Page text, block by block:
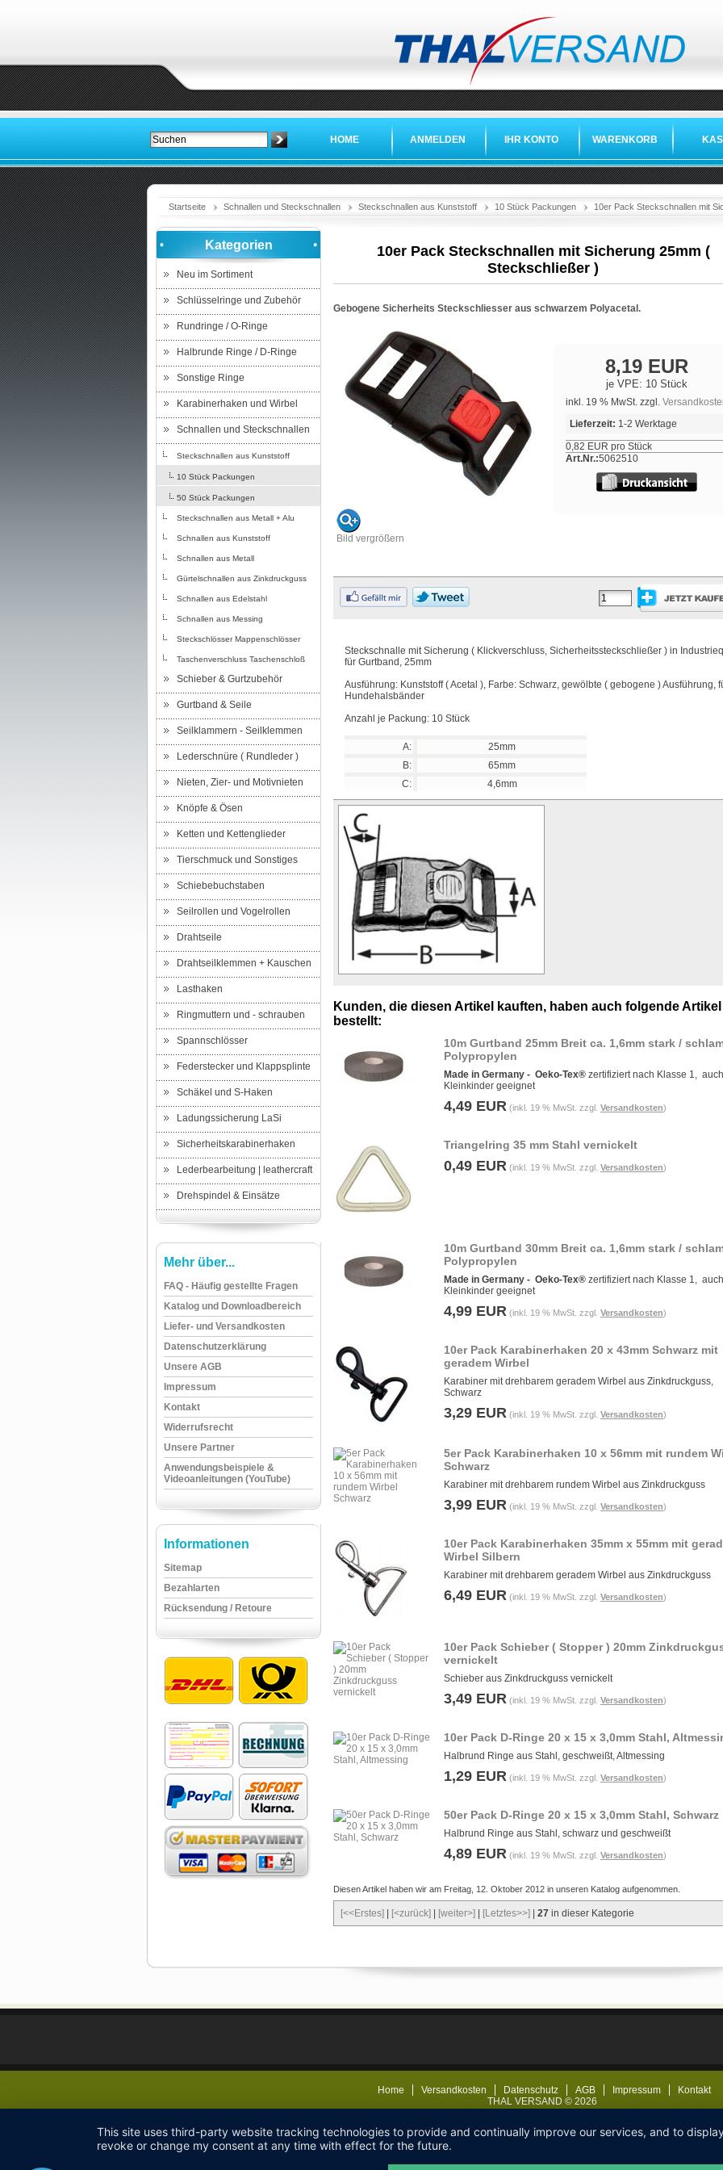
HOME ANMELDEN IHR KONTO WARENKORB
Startseite Schnallen und Steckschnallen Steckschnallen aus Kunststoff 10 Stück Packungen 10er Pack Steckschnallen mit
Kategorien
Neu im Sortiment
Schlüsselringe und Zubehör
Rundringe / O-Ringe
Halbrunde Ringe / D-Ringe
Sonstige Ringe
Karabinerhaken und Wirbel
Schnallen und Steckschnallen
Steckschnallen aus Kunststoff
10 Stück Packungen
50 Stück Packungen
Steckschnallen aus Metall + Alu
Schnallen aus Kunststoff
Schnallen aus Metall
Gürtelschnallen aus Zinkdruckguss
Schnallen aus Edelstahl
Schnallen aus Messing
Steckschlösser Mappenschlösser
Taschenverschluss Taschenschloß
Schieber & Gurtzubehör
Gurtband & Seile
Seilklammern - Seilklemmen
Lederschnüre ( Rundleder )
Nieten, Zier- und Motivnieten
Knöpfe & Ösen
Ketten und Kettenglieder
Tierschmuck und Sonstiges
Schiebebuchstaben
Seilrollen und Vogelrollen
Drahtseile
Drahtseilklemmen + Kauschen
Lasthaken
Ringmuttern und - schrauben
Spannschlösser
Federstecker und Klappsplinte
Schäkel und S-Haken
Ladungssicherung LaSi
Sicherheitskarabinerhaken
Lederbearbeitung | leathercraft
Drehspindel & Einsätze
Mehr über...
FAQ - Häufig gestellte Fragen
Katalog und Downloadbereich
Liefer- und Versandkosten
Datenschutzerklärung
Unsere AGB
Impressum
Kontakt
Widerrufsrecht
Unsere Partner
Anwendungsbeispiele &
Videoanleitungen (YouTube)
Informationen
Sitemap
Bezahlarten
Rücksendung / Retoure
10er Pack Steckschnallen mit Sicherung 25mm (
Steckschließer )
Gebogene Sicherheits Steckschliesser aus schwarzem Polyacetal.
Bild vergrößern
8,19 EUR
je VPE: 10 Stück
inkl. 19 % MwSt. zzgl.
Lieferzeit: 1-2 Werktage
0,82 EUR pro Stück
Art.Nr.:5062510
Steckschnalle mit Sicherung ( Klickverschluss, Sicherheitssteckschließer ) in
für Gurtband, 25mm
Ausführung: Kunststoff ( Acetal ), Farbe: Schwarz, gewölbte ( gebogene ) Ausführung,
Hundehalsbänder
Anzahl je Packung: 10 Stück
A:
25mm
B:
65mm
C:
4,6mm
Kunden, die diesen Artikel kauften, haben auch folgende Artikel
bestellt:
10m Gurtband 25mm Breit ca. 1,6mm stark /
Polypropylen
Made in Germany - Oeko-Tex® zertifiziert nach Klasse 1,
Kleinkinder geeignet
4,49 EUR (inkl. 19 % MwSt. zzgl. Versandkosten)
Triangelring 35 mm Stahl vernickelt
0,49 EUR (inkl. 19 % MwSt. zzgl. Versandkosten)
10m Gurtband 30mm Breit ca. 1,6mm stark /
Polypropylen
Made in Germany - Oeko-Tex® zertifiziert nach Klasse 1,
Kleinkinder geeignet
4,99 EUR (inkl. 19 % MwSt. zzgl. Versandkosten)
10er Pack Karabinerhaken 20 x 43mm Schwarz mit
geradem Wirbel
Karabiner mit drehbarem geradem Wirbel aus Zinkdruckguss,
Schwarz
3,29 EUR (inkl. 19 % MwSt. zzgl. Versandkosten)
5er Pack Karabinerhaken 10 x 56mm mit rundem
Schwarz
Karabiner mit drehbarem rundem Wirbel aus Zinkdruckguss
3,99 EUR (inkl. 19 % MwSt. zzgl. Versandkosten)
10er Pack Karabinerhaken 35mm x 55mm mit
Wirbel Silbern
Karabiner mit drehbarem geradem Wirbel aus Zinkdruckguss
6,49 EUR (inkl. 19 % MwSt. zzgl. Versandkosten)
10er Pack Schieber ( Stopper ) 20mm
vernickelt
Schieber aus Zinkdruckguss vernickelt
3,49 EUR (inkl. 19 % MwSt. zzgl. Versandkosten)
10er Pack D-Ringe 20 x 15 x 3,0mm Stahl,
Halbrund Ringe aus Stahl, geschweißt, Altmessing
1,29 EUR (inkl. 19 % MwSt. zzgl. Versandkosten)
50er Pack D-Ringe 20 x 15 x 3,0mm Stahl, Schwarz
Halbrund Ringe aus Stahl, schwarz und geschweißt
4,89 EUR (inkl. 19 % MwSt. zzgl. Versandkosten)
Diesen Artikel haben wir am Freitag, 12. Oktober 2012 in unseren Katalog aufgenommen.
[<<Erstes] [<zurück] [weiter>] [Letztes>>] 27 in dieser Kategorie
Home Versandkosten Datenschutz AGB Impressum
Kontakt
THAL VERSAND © 2026
This site uses third-party website tracking technologies to provide and continually improve our services, and to
revoke or change my consent at any time with effect for the future.